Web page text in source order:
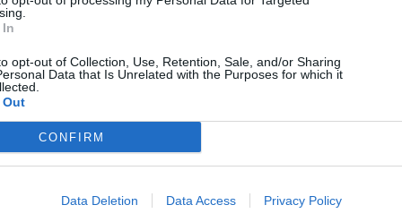
opt-out of Collection, Use, Retention, Sale, and/or Sharing
Data that Is Unrelated with the Purposes for which it
CONFIRM
Data Deletion Data Access Privacy Policy
Honest, direct, and hands-on. We benchmark, test, and daily-drive
the latest tech so you know what is actually worth your money.
Subscribe to Channel
Swipe Reviews